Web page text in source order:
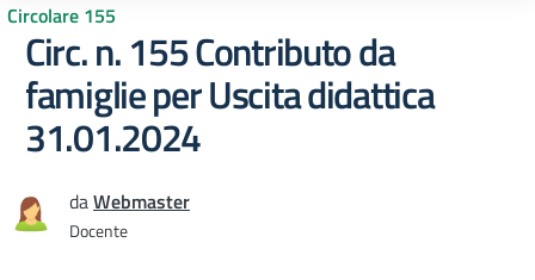
Circolare 155
Circ. n. 155 Contributo da
famiglie per Uscita didattica
31.01.2024
daWebmaster
Docente